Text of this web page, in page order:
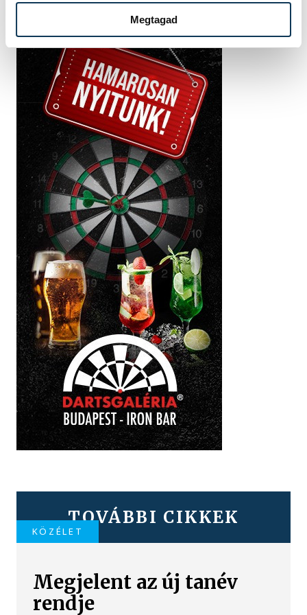
Megtagad
TOVÁBBI CIKKEK
KÖZÉLET
Megjelent az új tanév
rendje